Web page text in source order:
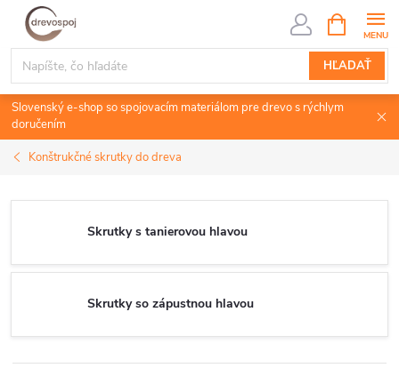
Prejsť
obsah
HĽADAŤ
KOŠÍK
Slovenský e-shop so spojovacím materiálom pre drevo s rýchlym
doručením
Konštrukčné skrutky do dreva
Skrutky s tanierovou hlavou
Skrutky so zápustnou hlavou